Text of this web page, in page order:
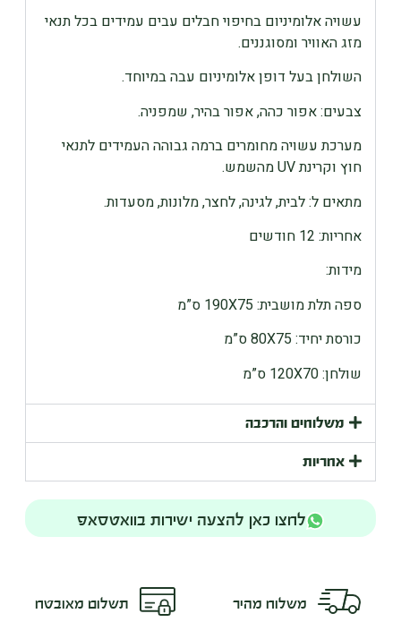
עשויה אלומיניום בחיפוי חבלים עבים עמידים בכל תנאי
מזג האוויר ומסוגננים.
השולחן בעל דופן אלומיניום עבה במיוחד.
צבעים: אפור כהה, אפור בהיר, שמפניה.
מערכת עשויה מחומרים ברמה גבוהה העמידים לתנאי
חוץ וקרינת UV מהשמש.
מתאים ל: לבית, לגינה, לחצר, מלונות, מסעדות.
אחריות: 12 חודשים
מידות:
ספה תלת מושבית: 190X75 ס”מ
כורסת יחיד: 80X75 ס”מ
שולחן: 120X70 ס”מ
משלוחים והרכבה
אחריות
לחצו כאן להצעה ישירות בוואטסאפ
משלוח מהיר תשלום מאובטח